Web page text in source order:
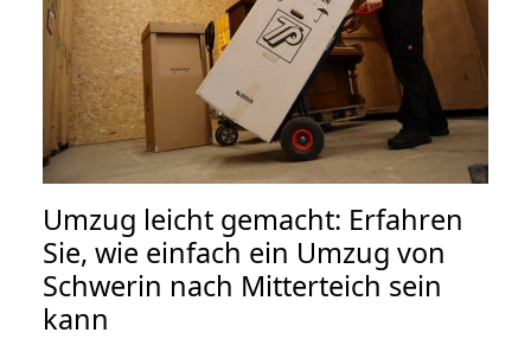
Umzug leicht gemacht: Erfahren
Sie, wie einfach ein Umzug von
Schwerin nach Mitterteich sein
kann